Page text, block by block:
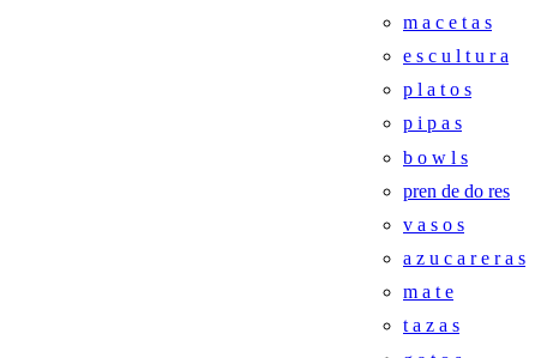
m a c e t a s
e s c u l t u r a
p l a t o s
p i p a s
b o w l s
pren de do res
v a s o s
a z u c a r e r a s
m a t e
t a z a s